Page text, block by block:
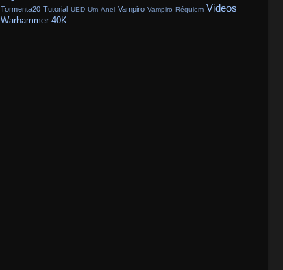
Tormenta20 Tutorial UED Um Anel Vampiro Vampiro Réquiem Videos
Warhammer 40K